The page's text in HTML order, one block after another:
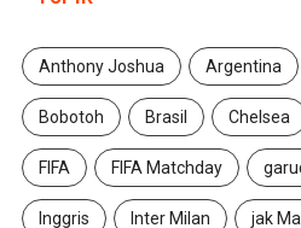
Anthony Joshua Argentina
Bobotoh Brasil Chelsea
FIFA FIFA Matchday
Inggris Inter Milan jak